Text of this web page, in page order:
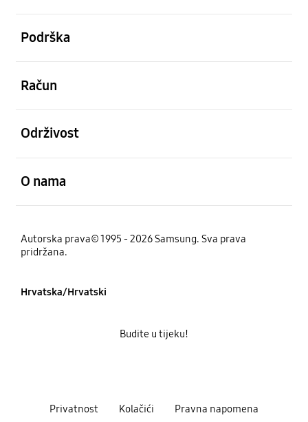
Podrška
Račun
Održivost
O nama
Autorska prava© 1995 - 2026 Samsung. Sva prava
pridržana.
Hrvatska/Hrvatski
Privatnost Kolačići Pravna napomena
Budite u tijeku!